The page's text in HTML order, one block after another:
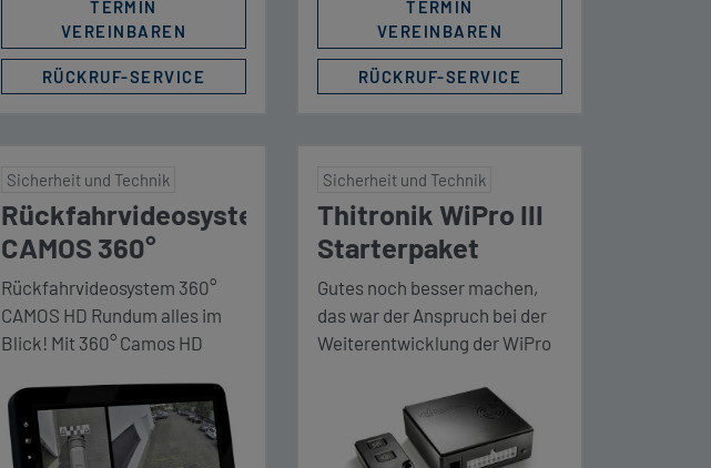
TERMIN
VEREINBAREN
RÜCKRUF-SERVICE
wartungsarm. Durch den
Einsatz der Clesana C1 […]
TERMIN
VEREINBAREN
RÜCKRUF-SERVICE
Sicherheit und Technik
Rückfahrvideosystem
CAMOS 360°
Rückfahrvideosystem 360°
CAMOS HD Rundum alles im
Blick! Mit 360° Camos HD
unübersichtlichen
Situationen. Ein voll digitales
Netzwerk aus vier kleinen
Sicherheit und Technik
Thitronik WiPro III
Starterpaket
Gutes noch besser machen,
das war der Anspruch bei der
Weiterentwicklung der WiPro
safe.lock, die das Fahrzeug
nicht nur gegen herkömmliche
Einbrüche mit Werkzeugen